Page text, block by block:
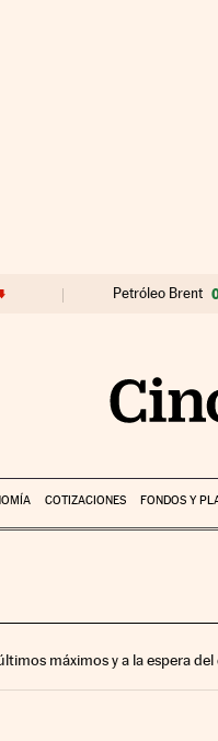
Petróleo Brent
COTIZACIONES FONDOS Y
máximos y a la espera